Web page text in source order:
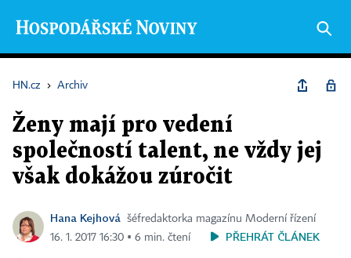
HN.cz › Archiv
Ženy mají pro vedení
společností talent, ne vždy jej
však dokážou zúročit
Hana Kejhová
šéfredaktorka magazínu Moderní řízení
16. 1. 2017 16:30 ▪ 6 min. čtení
PŘEHRÁT ČLÁNEK